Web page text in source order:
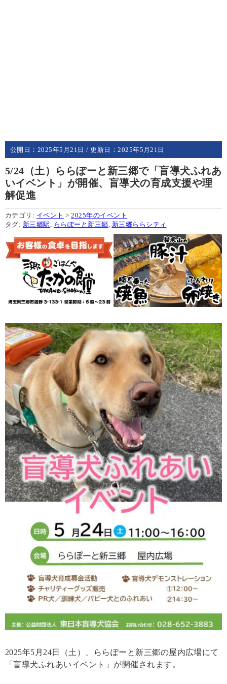
公開日： 2025年5月21日 / 更新日：2025年5月21日
5/24（土）ららぽーと新三郷で「盲導犬ふれあ
いイベント」が開催、盲導犬の育成支援や理
解促進
カテゴリ: イベント >2025年のイベント
タグ: 新三郷駅, ららぽーと新三郷, 新三郷ららシティ
2025年5月24日（土）、ららぽーと新三郷の屋内広場にて
「盲導犬ふれあいイベント」が開催されます。